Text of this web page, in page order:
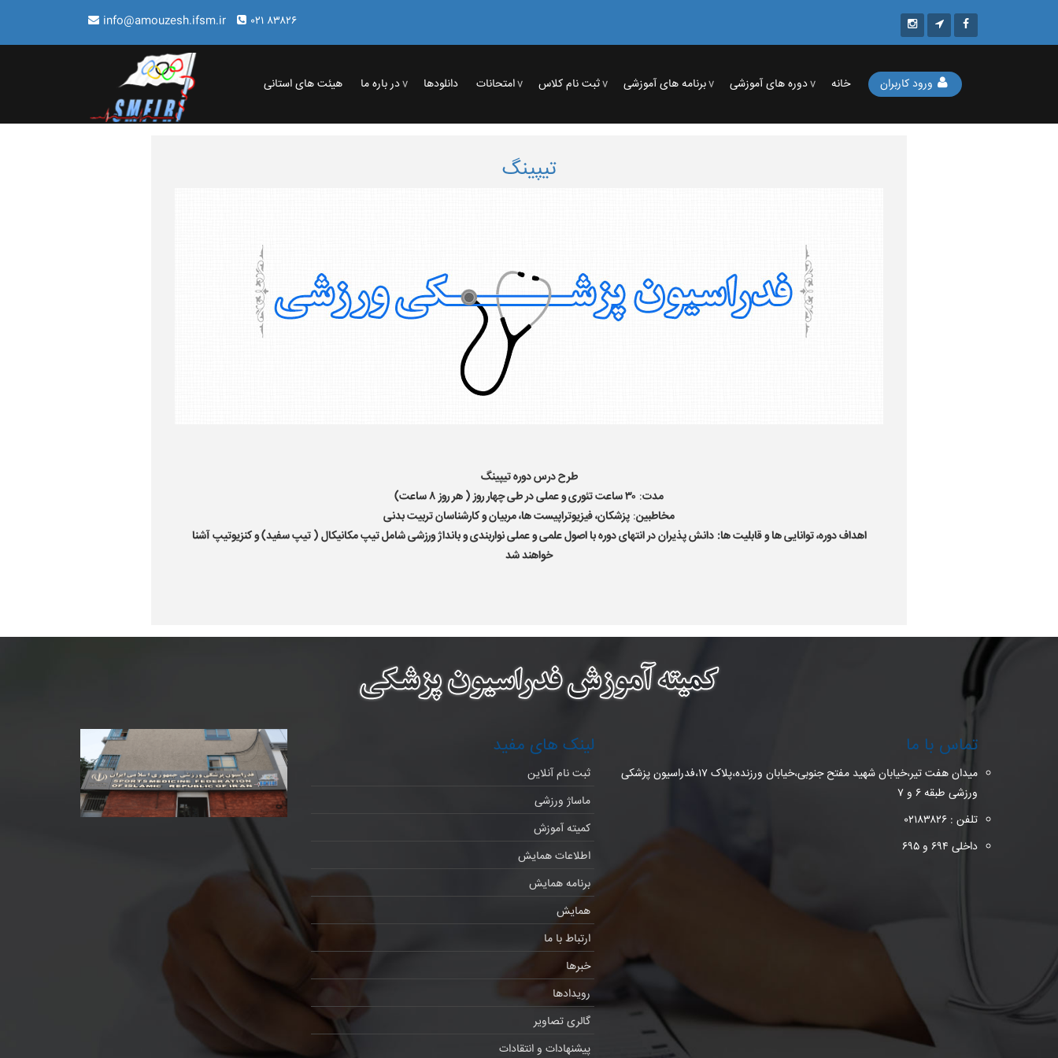
info@amouzesh.ifsm.ir ۰۲۱ ۸۳۸۲۶
ورود کاربران خانه دوره های آموزشی برنامه های آموزشی ثبت نام کلاس امتحانات دانلودها در باره ما هیئت های استانی
تیپینگ
طرح درس دوره تیپینگ
مدت: ۳۰ ساعت تئوری و عملی در طی چهار روز ( هر روز ۸ ساعت)
مخاطبین: پزشکان، فیزیوتراپیست ها، مربیان و کارشناسان تربیت بدنی
اهداف دوره، توانایی ها و قابلیت ها: دانش پذیران در انتهای دوره با اصول علمی و عملی نواربندی و بانداژ ورزشی شامل تیپ مکانیکال ( تیپ سفید) و کنزیوتیپ آشنا
خواهند شد
لینک های مفید
ثبت نام آنلاین
ماساژ ورزشی
کمیته آموزش
اطلاعات همایش
برنامه همایش
همایش
ارتباط با ما
خبرها
رویدادها
گالری تصاویر
پیشنهادات و انتقادات
تماس با ما
میدان هفت تیر،خیابان شهید مفتح جنوبی،خیابان ورزنده،پلاک ۱۷،فدراسیون پزشکی
ورزشی طبقه ۶ و ۷
تلفن : ۰۲۱۸۳۸۲۶
داخلی ۶۹۴ و ۶۹۵